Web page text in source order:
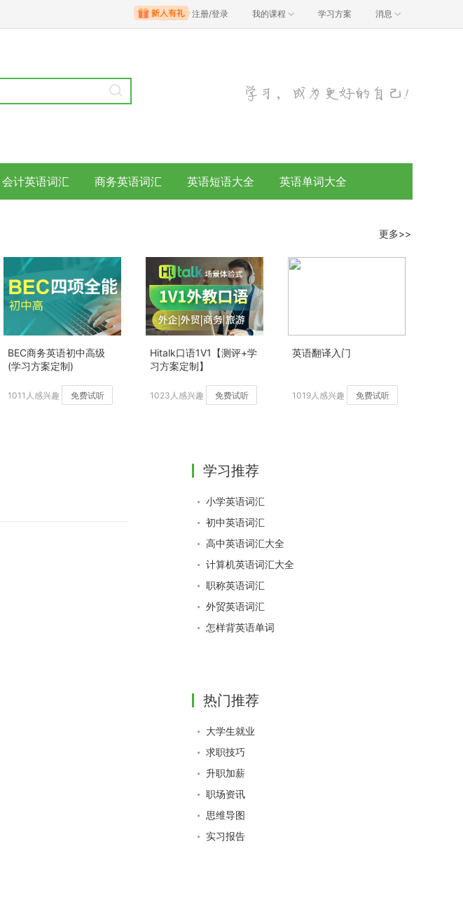
注册/登录 我的课程 学习方案 消息
会计英语词汇 商务英语词汇 英语短语大全 英语单词大全
更多>>
BEC商务英语初中高级
(学习方案定制)
1011人感兴趣 免费试听
Hitalk口语1V1【测评+学
习方案定制】
1023人感兴趣 免费试听
英语翻译入门
1019人感兴趣 免费试听
学习推荐
小学英语词汇
初中英语词汇
高中英语词汇大全
计算机英语词汇大全
职称英语词汇
外贸英语词汇
怎样背英语单词
热门推荐
大学生就业
求职技巧
升职加薪
职场资讯
思维导图
实习报告